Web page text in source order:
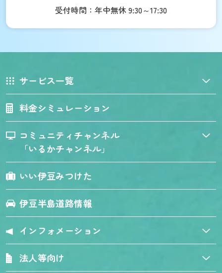
受付時間：年中無休 9:30～17:30
サービス一覧
料金シミュレーション
コミュニティチャンネル
「いるかチャンネル」
いい伊豆みつけた
伊豆半島道路情報
インフォメーション
法人等向け